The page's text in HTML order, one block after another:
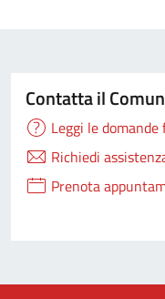
Contatta il
Leggi le
Richiedi
Prenota